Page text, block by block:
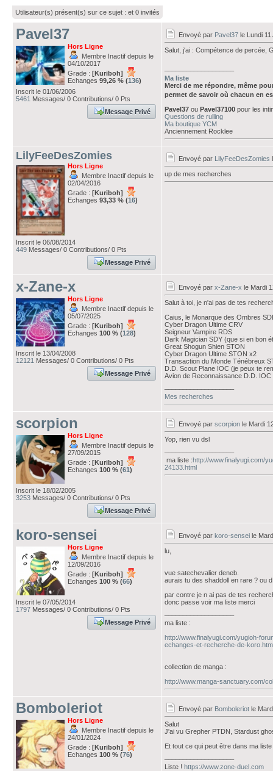
Utilisateur(s) présent(s) sur ce sujet : et 0 invités
Pavel37
Hors Ligne
Membre Inactif depuis le
04/10/2017
Grade : [Kuriboh]
Echanges 99,26 % (136)
Inscrit le 01/06/2006
5461 Messages/ 0 Contributions/ 0 Pts
Message Privé
Envoyé par Pavel37 le Lundi
Salut, j'ai : Compétence de percée,
Ma liste
Merci de me répondre, même
permet de savoir où chacun en
Pavel37 ou Pavel37100 pour les
Questions de rulling
Ma boutique YCM
Anciennement Rocklee
LilyFeeDesZomies
Hors Ligne
Membre Inactif depuis le
02/04/2016
Grade : [Kuriboh]
Echanges 93,33 % (16)
Inscrit le 06/08/2014
449 Messages/ 0 Contributions/ 0 Pts
Message Privé
Envoyé par LilyFeeDesZomies
up de mes recherches
x-Zane-x
Hors Ligne
Membre Inactif depuis le
05/07/2025
Grade : [Kuriboh]
Echanges 100 % (128)
Inscrit le 13/04/2008
12121 Messages/ 0 Contributions/ 0 Pts
Message Privé
Envoyé par x-Zane-x le Mardi
Salut à toi, je n'ai pas de tes
Caius, le Monarque des Ombres
Cyber Dragon Ultime CRV
Seigneur Vampire RDS
Dark Magician SDY (que si en bon
Great Shogun Shien STON
Cyber Dragon Ultime STON x2
Transaction du Monde Ténébreux
D.D. Scout Plane IOC (je peux te
Avion de Reconnaissance D.D. IOC
Mes recherches
scorpion
Hors Ligne
Membre Inactif depuis le
27/09/2015
Grade : [Kuriboh]
Echanges 100 % (61)
Inscrit le 18/02/2005
3253 Messages/ 0 Contributions/ 0 Pts
Message Privé
Envoyé par scorpion le Mardi
Yop, rien vu dsl
ma liste :http://www.finalyugi.com/
24133.html
koro-sensei
Hors Ligne
Membre Inactif depuis le
12/09/2016
Grade : [Kuriboh]
Echanges 100 % (66)
Inscrit le 07/05/2014
1797 Messages/ 0 Contributions/ 0 Pts
Message Privé
Envoyé par koro-sensei le
lu,
vue satechevalier deneb.
aurais tu des shaddoll en rare ? ou
par contre je n ai pas de tes
donc passe voir ma liste merci
ma liste :
http://www.finalyugi.com/yugioh-
echanges-et-recherche-de-
collection de manga :
http://www.manga-sanctuary.com/
Bomboleriot
Hors Ligne
Membre Inactif depuis le
24/01/2024
Grade : [Kuriboh]
Echanges 100 % (76)
Envoyé par Bomboleriot le
Salut
J'ai vu Grepher PTDN, Stardust
Et tout ce qui peut être dans ma
Liste ! https://www.zone-duel.com